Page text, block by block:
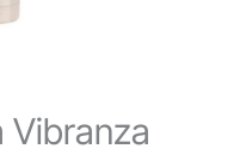
Vibranza